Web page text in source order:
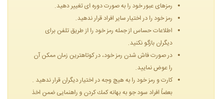
رمزهای عبور خود را به صورت دوره ای تغییر دهید.
رمز خود را در اختیار سایر افراد قرار ندهید.
اطلاعات حساس از جمله رمز خود را از طریق تلفن برای
دیگران بازگو نكنید.
در صورت فاش شدن رمز خود، در كوتاهترین زمان ممكن آن
را عوض نمایید.
كارت و رمز خود را به هیچ وجه در اختیار دیگران قرار ندهید .
بعضاً افراد سود جو به بهانه كمك كردن و راهنمایی ضمن اخذ